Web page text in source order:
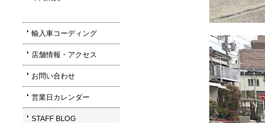
輸入車コーディング
店舗情報・アクセス
お問い合わせ
営業日カレンダー
STAFF BLOG